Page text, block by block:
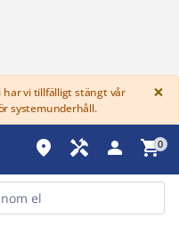
har vi tillfälligt stängt vår
systemunderhåll.
×
place handyman person shopping_cart0